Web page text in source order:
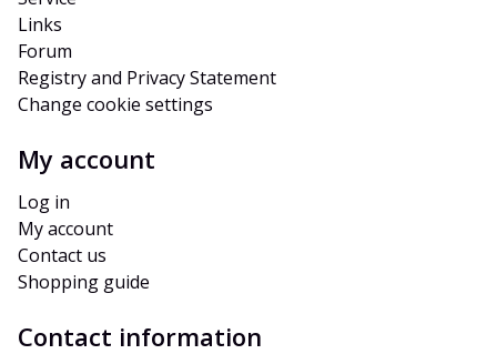
Links
Forum
Registry and Privacy Statement
Change cookie settings
My account
Log in
My account
Contact us
Shopping guide
Contact information